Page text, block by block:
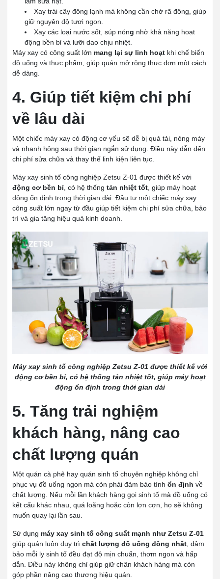
Xay trái cây đông lạnh mà không cần chờ rã đông, giúp
giữ nguyên độ tươi ngon.
Xay các loại nước sốt, súp nóng nhờ khả năng hoạt
động bền bỉ và lưỡi dao chịu nhiệt.
Máy xay có công suất lớn mang lại sự linh hoạt khi chế biến
đồ uống và thực phẩm, giúp quán mở rộng thực đơn một cách
dễ dàng.
4. Giúp tiết kiệm chi phí
về lâu dài
Một chiếc máy xay có động cơ yếu sẽ dễ bị quá tải, nóng máy
và nhanh hỏng sau thời gian ngắn sử dụng. Điều này dẫn đến
chi phí sửa chữa và thay thế linh kiện liên tục.
Máy xay sinh tố công nghiệp Zetsu Z-01 được thiết kế với
động cơ bền bỉ , có hệ thống tản nhiệt tốt , giúp máy hoạt
động ổn định trong thời gian dài. Đầu tư một chiếc máy xay
công suất lớn ngay từ đầu giúp tiết kiệm chi phí sửa chữa, bảo
trì và gia tăng hiệu quả kinh doanh.
Máy xay sinh tố công nghiệp Zetsu Z-01 được thiết kế với
động cơ bền bỉ, có hệ thống tản nhiệt tốt, giúp máy hoạt
động ổn định trong thời gian dài
5. Tăng trải nghiệm
khách hàng, nâng cao
chất lượng quán
Một quán cà phê hay quán sinh tố chuyên nghiệp không chỉ
phục vụ đồ uống ngon mà còn phải đảm bảo tính ổn định về
chất lượng. Nếu mỗi lần khách hàng gọi sinh tố mà đồ uống có
kết cấu khác nhau, quá loãng hoặc còn lợn cợn, họ sẽ không
muốn quay lại lần sau.
Sử dụng máy xay sinh tố công suất mạnh như Zetsu Z-01
giúp quán luôn duy trì chất lượng đồ uống đồng nhất , đảm
bảo mỗi ly sinh tố đều đạt độ mịn chuẩn, thơm ngon và hấp
dẫn. Điều này không chỉ giúp giữ chân khách hàng mà còn
góp phần nâng cao thương hiệu quán.